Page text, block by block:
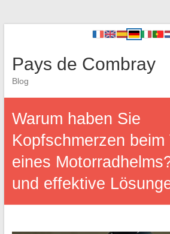
Pays de Combray
Blog
Warum haben Sie
Kopfschmerzen beim
eines
und effektive